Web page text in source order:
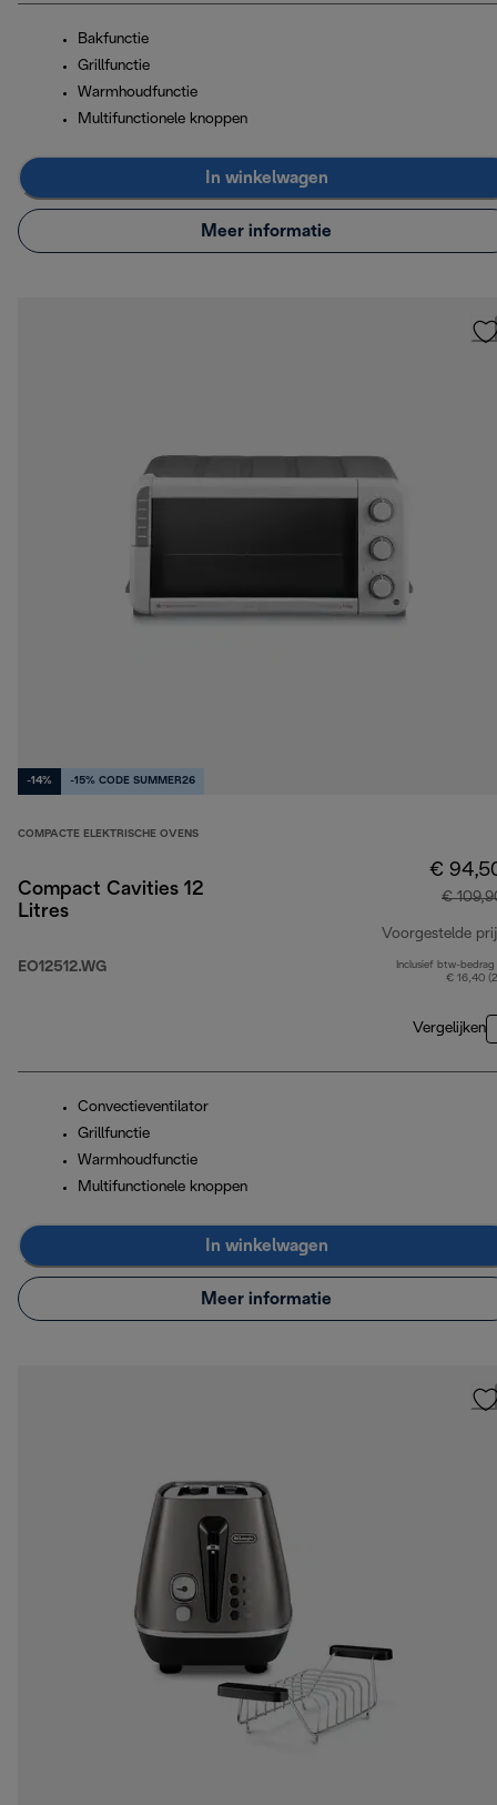
Bakfunctie
Grillfunctie
Warmhoudfunctie
Multifunctionele knoppen
In winkelwagen
Meer informatie
-14% -15% CODE SUMMER26
COMPACTE ELEKTRISCHE OVENS
Compact Cavities 12
Litres
EO12512.WG
€
€
Voorgestelde
Inclusief btw-bedrag
€ 16,40
Vergelijken
Convectieventilator
Grillfunctie
Warmhoudfunctie
Multifunctionele knoppen
In winkelwagen
Meer informatie